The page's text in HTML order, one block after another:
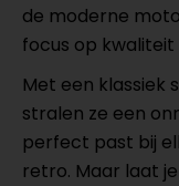
de moderne
focus op
Met een klassiek
stralen ze een
perfect past bij
retro. Maar laat